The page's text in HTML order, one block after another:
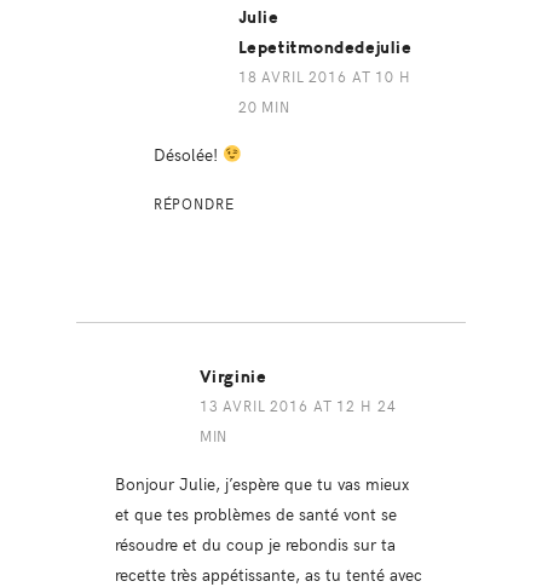
Julie
Lepetitmondedejulie
18 AVRIL 2016 AT 10 H
20 MIN
Désolée!
RÉPONDRE
Virginie
13 AVRIL 2016 AT 12 H 24
MIN
Bonjour Julie, j’espère que tu vas mieux
et que tes problèmes de santé vont se
résoudre et du coup je rebondis sur ta
recette très appétissante, as tu tenté avec